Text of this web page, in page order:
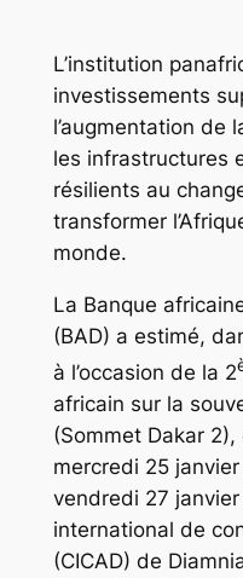
L’institution
investissements
l’augmentation de
les infrastructures
résilients au
transformer
monde.
La Banque
(BAD) a estimé,
à l’occasion de la 2
africain sur la
(Sommet Dakar 2),
mercredi 25
vendredi 27
international de
(CICAD) de